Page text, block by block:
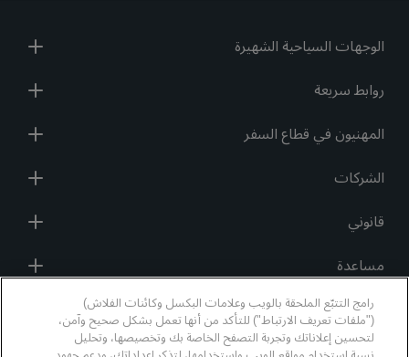
الوجهات السياحية الشهيرة
روابط سريعة
المهنيون في قطاع السفر
الشركات
قانوني
مساعدة
وسائل التواصل الاجتماعي
رامج التتبّع الملحقة بالويب وعلامات البكسل وكائنات الفلاش)
("ملفات تعريف الارتباط") للتأكد من أنها تعمل بشكل صحيح وآمن،
لتحسين إعلاناتك وتجربة التصفح الخاصة بك وتخصيصها، وتحليل